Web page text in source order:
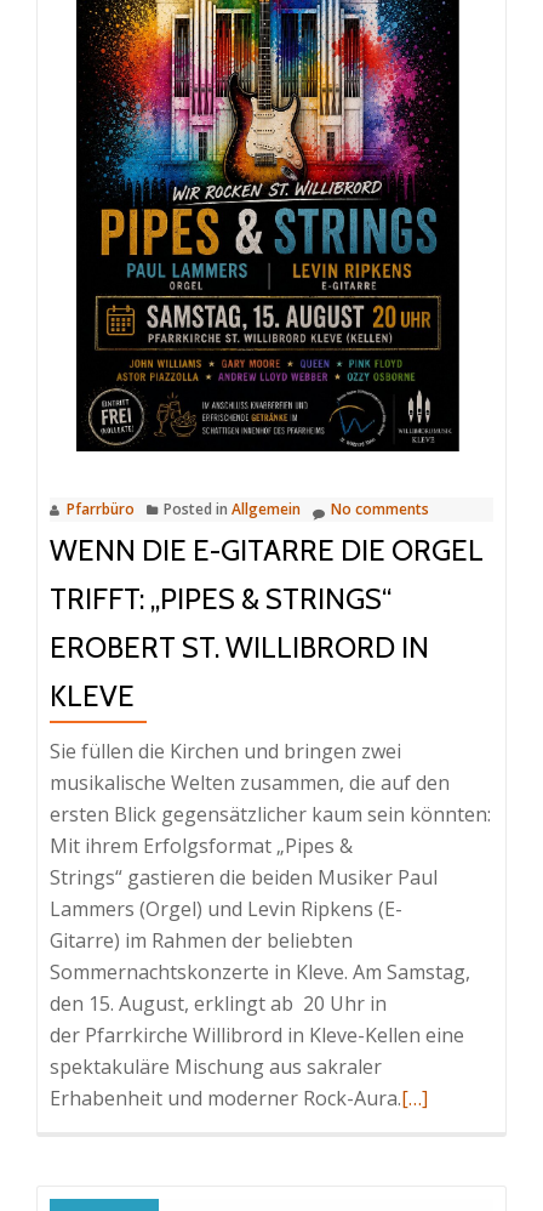
Pfarrbüro Posted in Allgemein No comments
WENN DIE E-GITARRE DIE ORGEL
TRIFFT: „PIPES & STRINGS“
EROBERT ST. WILLIBRORD IN
KLEVE
​Sie füllen die Kirchen und bringen zwei
musikalische Welten zusammen, die auf den
ersten Blick gegensätzlicher kaum sein könnten:
Mit ihrem Erfolgsformat „Pipes &
Strings“ gastieren die beiden Musiker Paul
Lammers (Orgel) und Levin Ripkens (E-
Gitarre) im Rahmen der beliebten
Sommernachtskonzerte in Kleve. ​Am Samstag,
den 15. August, erklingt ab 20 Uhr in
der Pfarrkirche Willibrord in Kleve-Kellen eine
spektakuläre Mischung aus sakraler
Erhabenheit und moderner Rock-Aura.Read
[…]